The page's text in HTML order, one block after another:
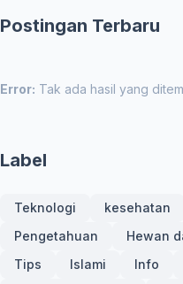
Postingan Terbaru
Error: Tak ada hasil yang
Label
Teknologi
kesehatan
Pengetahuan
Hewan
Tips
Islami Info